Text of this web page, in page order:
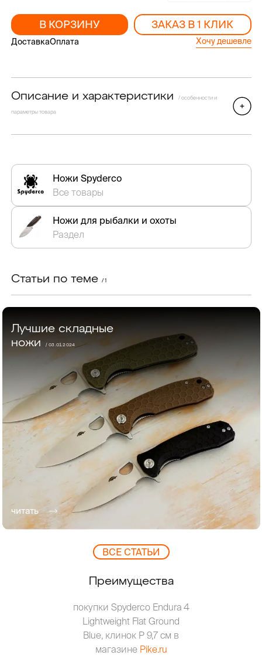
В КОРЗИНУ ЗАКАЗ В 1 КЛИК
ДоставкаОплата Хочу дешевле
Описание и характеристики / особенности и
параметры товара
Ножи Spyderco
Все товары
Ножи для рыбалки и охоты
Раздел
Статьи по теме / 1
Лучшие складные
ножи
/ 03.01.2024
читать
ВCЕ СТАТЬИ
Преимущества
покупки Spyderco Endura 4
Lightweight Flat Ground
Blue, клинок P 9,7 см в
магазине Pike.ru